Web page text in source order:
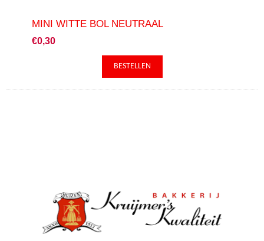
MINI WITTE BOL NEUTRAAL
€0,30